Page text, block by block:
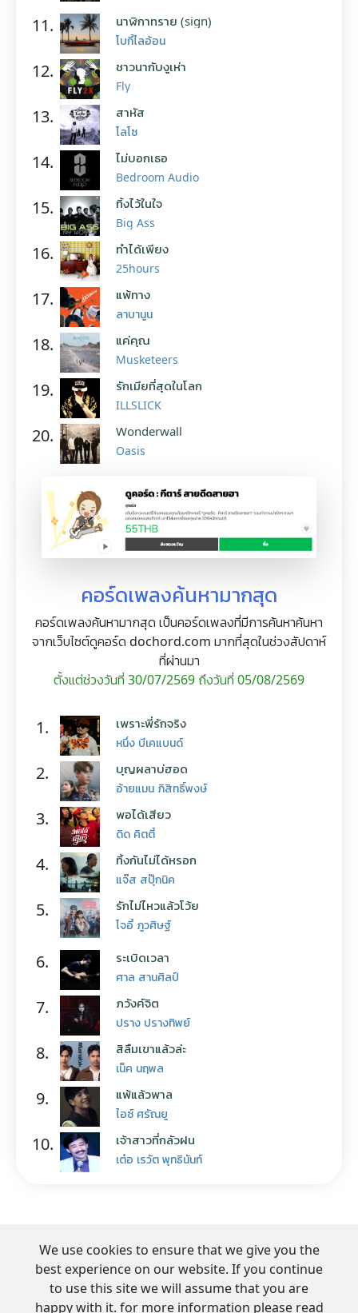
11. นาฬิกาทราย (sign)
โบกี้ไลอ้อน
12. ชาวนากับงูเห่า
Fly
13. สาหัส
โลโซ
14. ไม่บอกเธอ
Bedroom Audio
15. ทิ้งไว้ในใจ
Big Ass
16. ทำได้เพียง
25hours
17. แพ้ทาง
ลาบานูน
18. แค่คุณ
Musketeers
19. รักเมียที่สุดในโลก
ILLSLICK
20. Wonderwall
Oasis
คอร์ดเพลงค้นหามากสุด
คอร์ดเพลงค้นหามากสุด เป็นคอร์ดเพลงที่มีการค้นหาค้นหา
จากเว็บไซต์ดูคอร์ด dochord.com มากที่สุดในช่วงสัปดาห์
ที่ผ่านมา
ตั้งแต่ช่วงวันที่ 30/07/2569 ถึงวันที่ 05/08/2569
1. เพราะพี่รักจริง
หนึ่ง บีเคแบนด์
2. บุญผลาบ่ฮอด
อ้ายแมน ภิสิทธิ์พงษ์
3. พอได้เสียว
ดิด คิตตี้
4. ทิ้งกันไม่ได้หรอก
แจ๊ส สปุ๊กนิค
5. รักไม่ไหวแล้วโว้ย
โจอี้ ภูวศิษฐ์
6. ระเบิดเวลา
ศาล สานศิลป์
7. ภวังค์จิต
ปราง ปรางทิพย์
8. สิลืมเขาแล้วล่ะ
เน็ค นฤพล
9. แพ้แล้วพาล
ไอซ์ ศรัณยู
10. เจ้าสาวที่กลัวฝน
เต๋อ เรวัต พุทธินันท์
We use cookies to ensure that we give you the
best experience on our website. If you continue
to use this site we will assume that you are
happy with it. for more information please read